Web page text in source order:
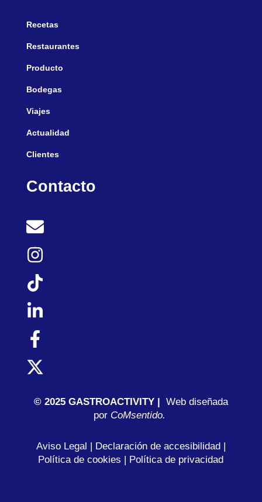
Recetas
Restaurantes
Producto
Bodegas
Viajes
Actualidad
Clientes
Contacto
© 2025 GASTROACTIVITY |
Web diseñada
porCoMsentido.
Aviso Legal Declaración de accesibilidad
Política de cookies
Política de privacidad